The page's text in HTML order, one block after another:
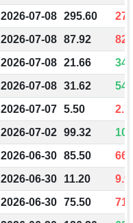
2026-07-08 295.60
2026-07-08 87.92
2026-07-08 21.66
2026-07-08 31.62
2026-07-07 5.50
2026-07-02 99.32
2026-06-30 85.50
2026-06-30 11.20
2026-06-30 75.50